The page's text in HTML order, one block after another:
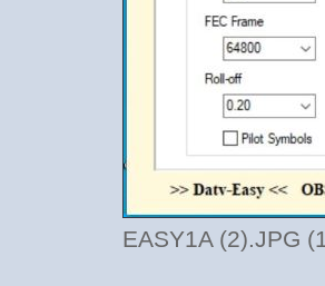
EASY1A (2).JPG